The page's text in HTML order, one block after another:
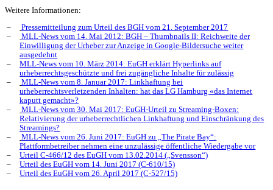
Weitere Informationen:
Pressemitteilung zum Urteil des BGH vom 21. September 2017
MLL-News vom 14. Mai 2012: BGH – Thumbnails II: Reichweite der
Einwilligung der Urheber zur Anzeige in Google-Bildersuche weiter
ausgedehnt
MLL-News vom 10. März 2014: EuGH erklärt Hyperlinks auf
urheberrechtsgeschützte und frei zugängliche Inhalte für zulässig
MLL-News vom 8. Januar 2017: Linkhaftung bei
urheberrechtsverletzenden Inhalten: hat das LG Hamburg «das Internet
kaputt gemacht»?
MLL-News vom 30. Mai 2017: EuGH-Urteil zu Streaming-Boxen:
Relativierung der urheberrechtlichen Linkhaftung und Einschränkung des
Streamings?
MLL-News vom 26. Juni 2017: EuGH zu „The Pirate Bay“:
Plattformbetreiber nehmen eine unzulässige öffentliche Wiedergabe vor
Urteil C-466/12 des EuGH vom 13.02.2014 („Svensson“)
Urteil des EuGH vom 14. Juni 2017 (C-610/15)
Urteil des EuGH vom 26. April 2017 (C-527/15)